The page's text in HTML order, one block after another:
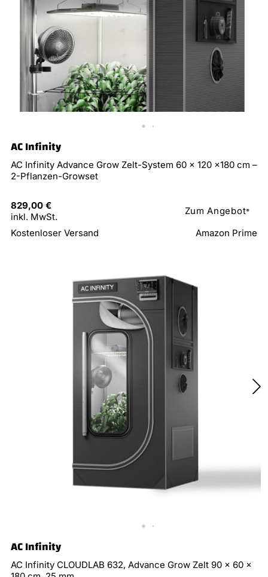
AC Infinity
AC Infinity Advance Grow Zelt-System 60 x 120 x180 cm –
2-Pflanzen-Growset
829,00 €
inkl. MwSt.
Zum Angebot*
Kostenloser Versand Amazon Prime
AC Infinity
AC Infinity CLOUDLAB 632, Advance Grow Zelt 90 × 60 ×